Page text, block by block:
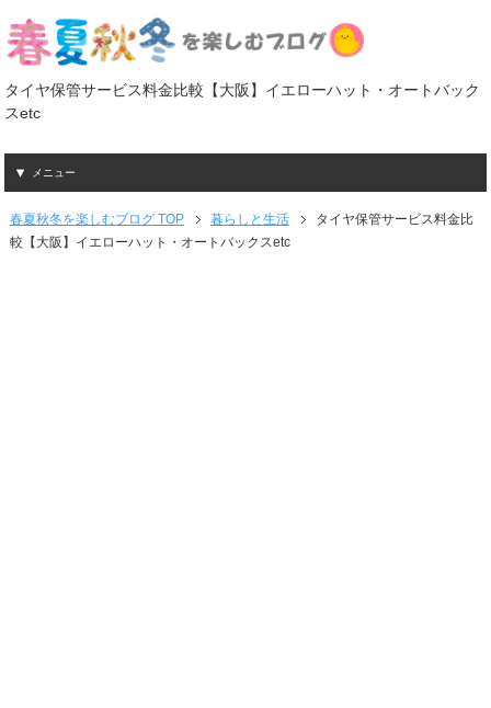
タイヤ保管サービス料金比較【大阪】イエローハット・オートバック
スetc
メニュー
春夏秋冬を楽しむブログ TOP 暮らしと生活
タイヤ保管サービス料金比
較【大阪】イエローハット・オートバックスetc